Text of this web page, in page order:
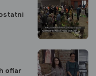
ofiar